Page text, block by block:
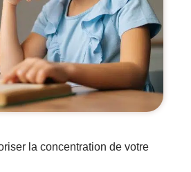
la concentration de votre